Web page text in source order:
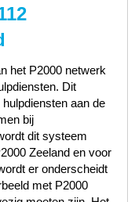
het P2000 netwerk
Dit
aan de
bij
dit systeem
Zeeland en voor
er onderscheidt
met P2000